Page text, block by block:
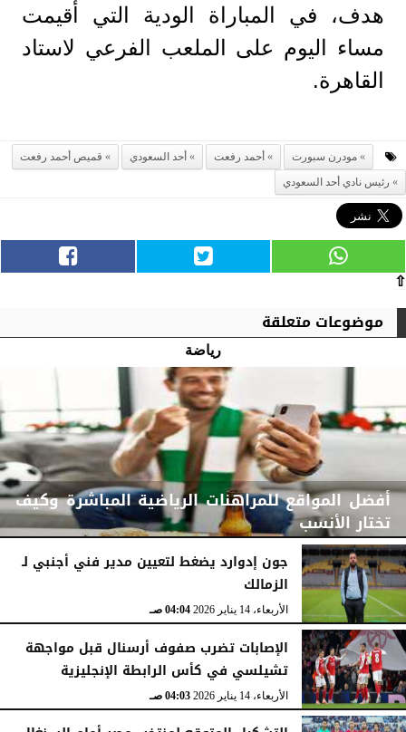
هدف، في المباراة الودية التي أقيمت
مساء اليوم على الملعب الفرعي لاستاد
القاهرة.
مودرن سبورت أحمد رفعت أحد السعودي
قميص أحمد رفعت
رئيس نادي أحد السعودي
⇧
موضوعات متعلقة
رياضة
أفضل المواقع للمراهنات الرياضية المباشرة وكيف
تختار الأنسب
الثلاثاء، 31 مارس 2026 04:47 صـ
جون إدوارد يضغط لتعيين مدير فني أجنبي لـ
الزمالك
الأربعاء، 14 يناير 2026 04:04 صـ
الإصابات تضرب صفوف أرسنال قبل مواجهة
تشيلسي في كأس الرابطة الإنجليزية
الأربعاء، 14 يناير 2026 04:03 صـ